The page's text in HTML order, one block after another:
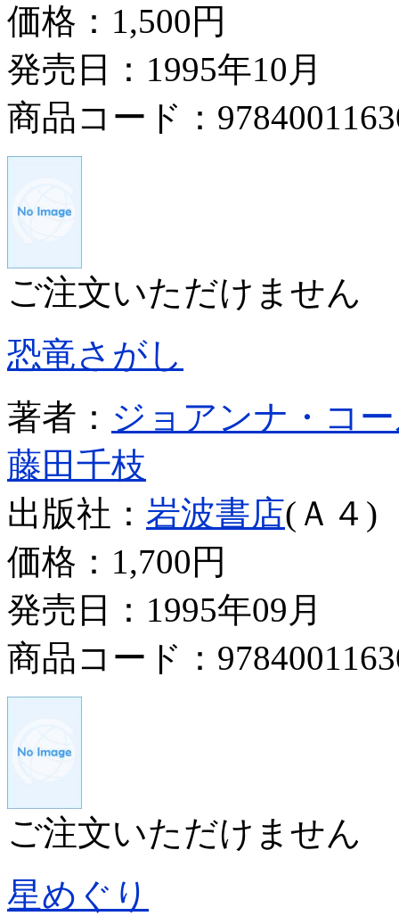
価格： 1,500円
発売日：1995年10月
商品コード：
ご注文いただけません
恐竜さがし
著者： ジョアンナ・コ
藤田千枝
出版社： 岩波書店(Ａ４)
価格： 1,700円
発売日：1995年09月
商品コード：
ご注文いただけません
星めぐり